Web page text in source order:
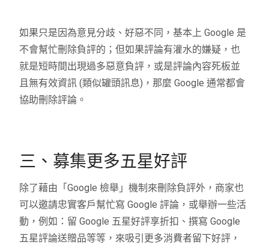
如果只是因為意見分歧、好惡不同，基本上 Google 是
不會幫忙刪除負評的；但如果評論有灌水的嫌疑，也
就是短時間出現過多惡意負評，或是評論內容死板並
且無有效資訊 (類似罐頭訊息)，那麼 Google 通常都會
協助刪除評論。
三、募集更多五星好評
除了藉由「Google 檢舉」機制來刪除負評外，商家也
可以邀請忠實客戶幫忙寫 Google 評論，或舉辦一些活
動，例如：留 Google 五星好評享折扣、撰寫 Google
五星評論送贈品等等，來吸引更多消費者留下好評，